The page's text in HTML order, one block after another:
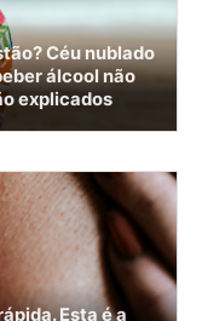
Céu nublado
álcool não
explicados
Esta é a